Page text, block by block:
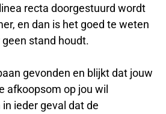
recta doorgestuurd wordt
en dan is het goed te weten
stand houdt.
gevonden en blijkt dat jouw
afkoopsom op jou wil
ieder geval dat de